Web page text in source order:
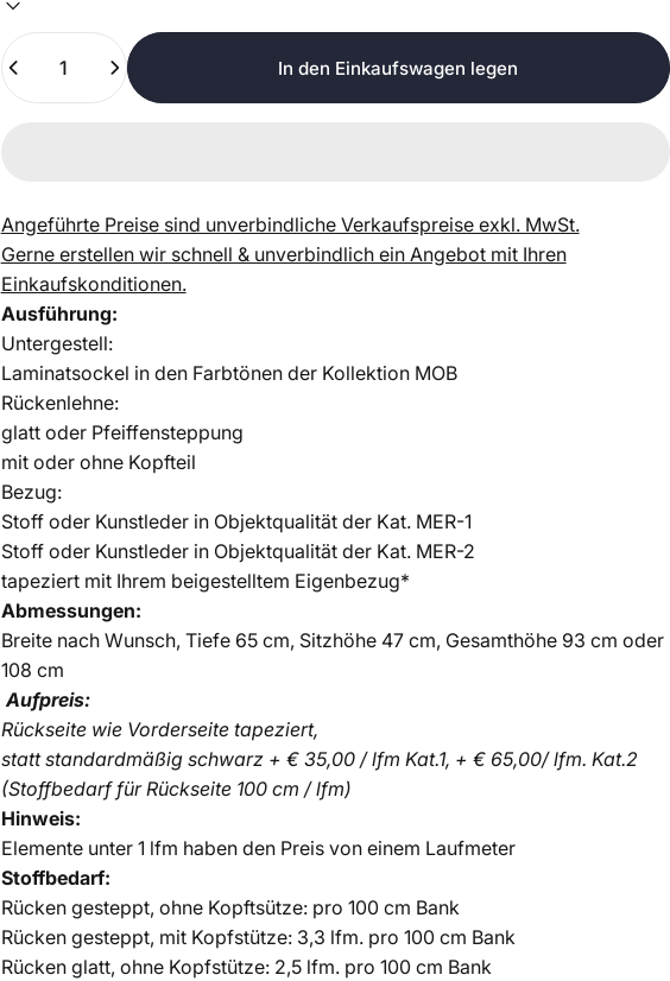
Anzahl
In den Einkaufswagen legen
Angeführte Preise sind unverbindliche Verkaufspreise exkl. MwSt.
Gerne erstellen wir schnell & unverbindlich ein Angebot mit Ihren
Einkaufskonditionen.
Ausführung:
Untergestell:
Laminatsockel in den Farbtönen der Kollektion MOB
Rückenlehne:
glatt oder Pfeiffensteppung
mit oder ohne Kopfteil
Bezug:
Stoff oder Kunstleder in Objektqualität der Kat. MER-1
Stoff oder Kunstleder in Objektqualität der Kat. MER-2
tapeziert mit Ihrem beigestelltem Eigenbezug*
Abmessungen:
Breite nach Wunsch, Tiefe 65 cm, Sitzhöhe 47 cm, Gesamthöhe 93 cm oder
108 cm
Aufpreis:
Rückseite wie Vorderseite tapeziert,
statt standardmäßig schwarz + € 35,00 / lfm Kat.1, + € 65,00/ lfm. Kat.2
(Stoffbedarf für Rückseite 100 cm / lfm)
Hinweis:
Elemente unter 1 lfm haben den Preis von einem Laufmeter
Stoffbedarf:
Rücken gesteppt, ohne Kopftsütze: pro 100 cm Bank
Rücken gesteppt, mit Kopfstütze: 3,3 lfm. pro 100 cm Bank
Rücken glatt, ohne Kopfstütze: 2,5 lfm. pro 100 cm Bank